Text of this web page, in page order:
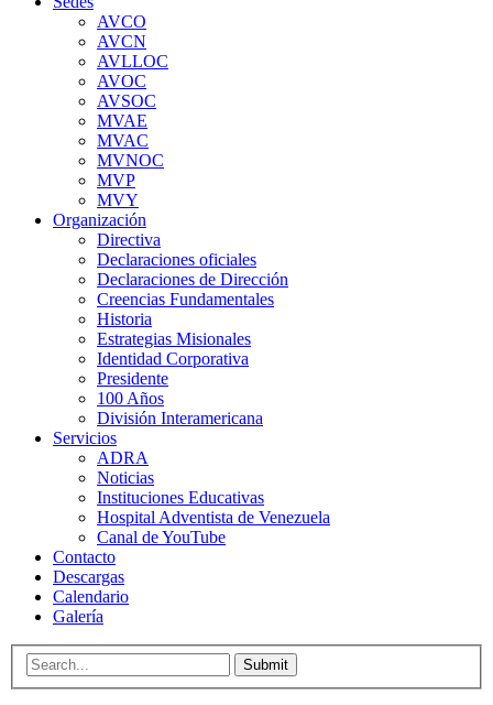
AVCO
AVCN
AVLLOC
AVOC
AVSOC
MVAE
MVAC
MVNOC
MVP
MVY
Organización
Directiva
Declaraciones oficiales
Declaraciones de Dirección
Creencias Fundamentales
Historia
Estrategias Misionales
Identidad Corporativa
Presidente
100 Años
División Interamericana
Servicios
ADRA
Noticias
Instituciones Educativas
Hospital Adventista de Venezuela
Canal de YouTube
Contacto
Descargas
Calendario
Galería
Submit